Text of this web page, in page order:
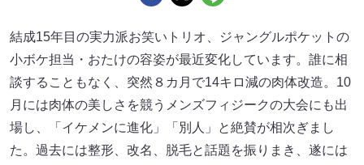
結成15年目の実力派お笑いトリオ、ジャングルポケットの
小ボケ担当・おたけの容姿が最近変化しています。誰に相
談することもなく、突然８カ月で14キロ減の肉体改造。10
月には肉体の美しさを競うメンズフィジークの大会にも出
場し、「イケメンに進化」「別人」と絶賛が相次ぎまし
た。過去には整形、改名、脱毛と話題を振りまき、遂には